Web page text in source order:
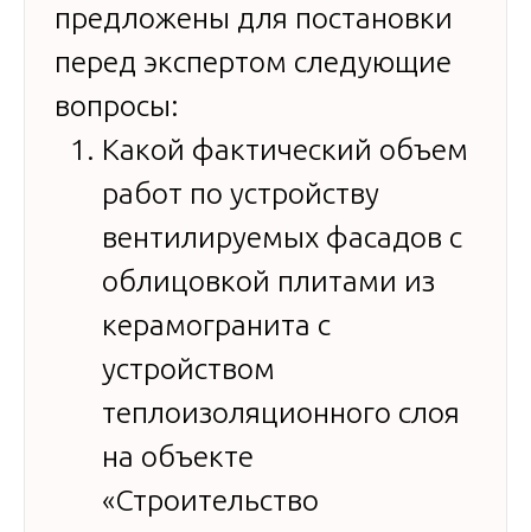
предложены для постановки
перед экспертом следующие
вопросы:
Какой фактический объем
работ по устройству
вентилируемых фасадов с
облицовкой плитами из
керамогранита с
устройством
теплоизоляционного слоя
на объекте
«Строительство